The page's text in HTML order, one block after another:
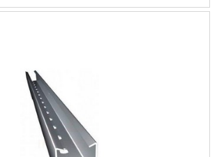
DE LEITO PARA CABOS
encontra na internet a